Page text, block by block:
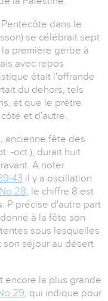
dans le
se célébrait sept
première gerbe à
avec repos
était l'offrande
du dehors, tels
et que le prêtre
et d'autre.
ancienne fête des
-oct.), durait huit
A noter
43 il y a oscillation
No 28, le chiffre 8 est
P précise d'autre part
à la fête son
sous lesquelles
séjour au désert
encore la plus grande
29, qui indique pour